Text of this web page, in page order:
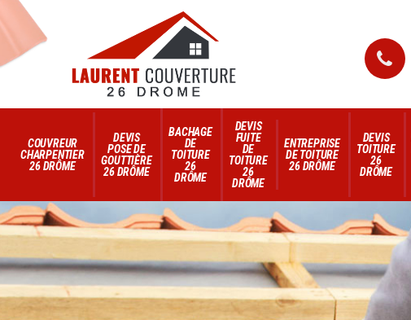
COUVREUR
CHARPENTIER
26 DRÔME
DEVIS
POSE DE
GOUTTIÈRE
26 DRÔME
BACHAGE
DE
TOITURE
26
DRÔME
DEVIS
FUITE
DE
TOITURE
26
DRÔME
ENTREPRISE
DE TOITURE
26 DRÔME
DEVIS
TOITURE
26
DRÔME